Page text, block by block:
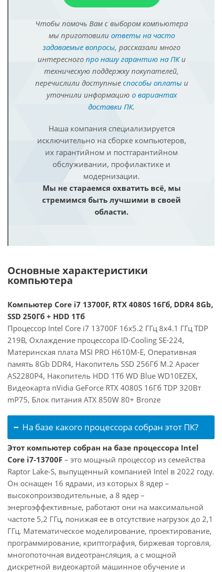
Чтобы помочь Вам с выбором компьютера
мы приготовили ответы на часто
задаваемые вопросы, рассказали много
интересного про нашу гарантию на ПКи
техническую поддержку покупателей,
перечислили доступные способы оплатыи
уточнили информацию о вариантах
доставки ПК.
Наша компания специализируется
исключительно на сборке компьютеров,
их гарантийном и постгарантийном
обслуживании, профилактике и
модернизации.
Мы не стараемся охватить всё, мы
стремимся быть лучшими в своей
области.
Основные характеристики
компьютера
Компьютер Core i7 13700F, RTX 4080S 16Гб, DDR4 8Gb,
SSD 250Гб + HDD 1Тб
Процессор Intel Core i7 13700F 16x5.2 ГГц 8x4.1 ГГц TDP
219В, Охлаждение процессора ID-Cooling SE-224,
Материнская плата MSI PRO H610M-E, Оперативная
память 8Gb DDR4, Накопитель SSD 256Гб M.2 Apacer
AS2280P4, Накопитель HDD 1Тб WD Blue WD10EZEX,
Видеокарта nVidia GeForce RTX 4080S 16Гб TDP 320Вт
mP75, Блок питания ATX 850W 80+ Bronze
На базе какого процессора собран этот ПК?
Этот компьютер собран на базе процессора Intel
Core i7-13700F – это мощный процессор из семейства
Raptor Lake-S, выпущенный компанией Intel в 2022 году.
Он оснащен 16 ядрами, из которых 8 ядер –
высокопроизводительные, а 8 ядер –
энергоэффективные, работают они на максимальной
частоте 5,2 ГГц, понижая ее в отсутствие нагрузок до 2,1
ГГц. Математическое моделирование, проектирование,
программирование, криптография, биржевая торговля,
многопоточная видеотрансляция, а с мощной
дискретной видеокартой машинное обучение и